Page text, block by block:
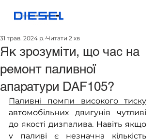
Як зрозуміти, що час на
ремонт паливної
апаратури DAF105?
31 трав. 2024 р. Читати 2 хв
Паливні помпи високого тиску
автомобільних двигунів чутливі
до якості дизпалива. Навіть якщо
у паливі є незначна кількість